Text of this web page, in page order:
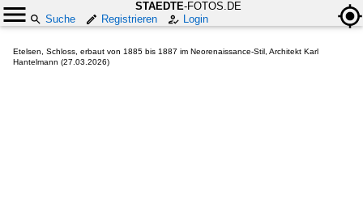
STAEDTE-FOTOS.DE
Suche
Registrieren Login
Etelsen, Schloss, erbaut von 1885 bis 1887 im Neorenaissance-Stil, Architekt Karl
Hantelmann (27.03.2026)